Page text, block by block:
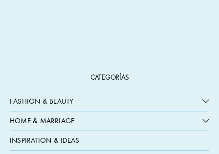
CATEGORÍAS
FASHION & BEAUTY
HOME & MARRIAGE
INSPIRATION & IDEAS